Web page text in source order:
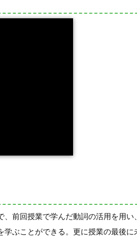
前回授業で学んだ動詞の活用を用
ぶことができる。更に授業の最後